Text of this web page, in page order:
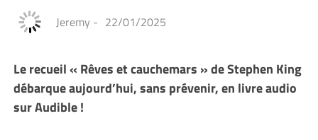
Jeremy - 22/01/2025
Le recueil « Rêves et cauchemars » de Stephen King
débarque aujourd’hui, sans prévenir, en livre audio
sur Audible !